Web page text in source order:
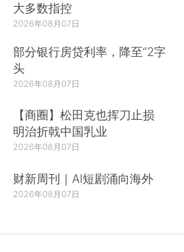
大多数指控
2026年08月07日
部分银行房贷利率，降至“2字
头
2026年08月07日
【商圈】松田克也挥刀止损
明治折戟中国乳业
2026年08月07日
财新周刊｜AI短剧涌向海外
2026年08月07日